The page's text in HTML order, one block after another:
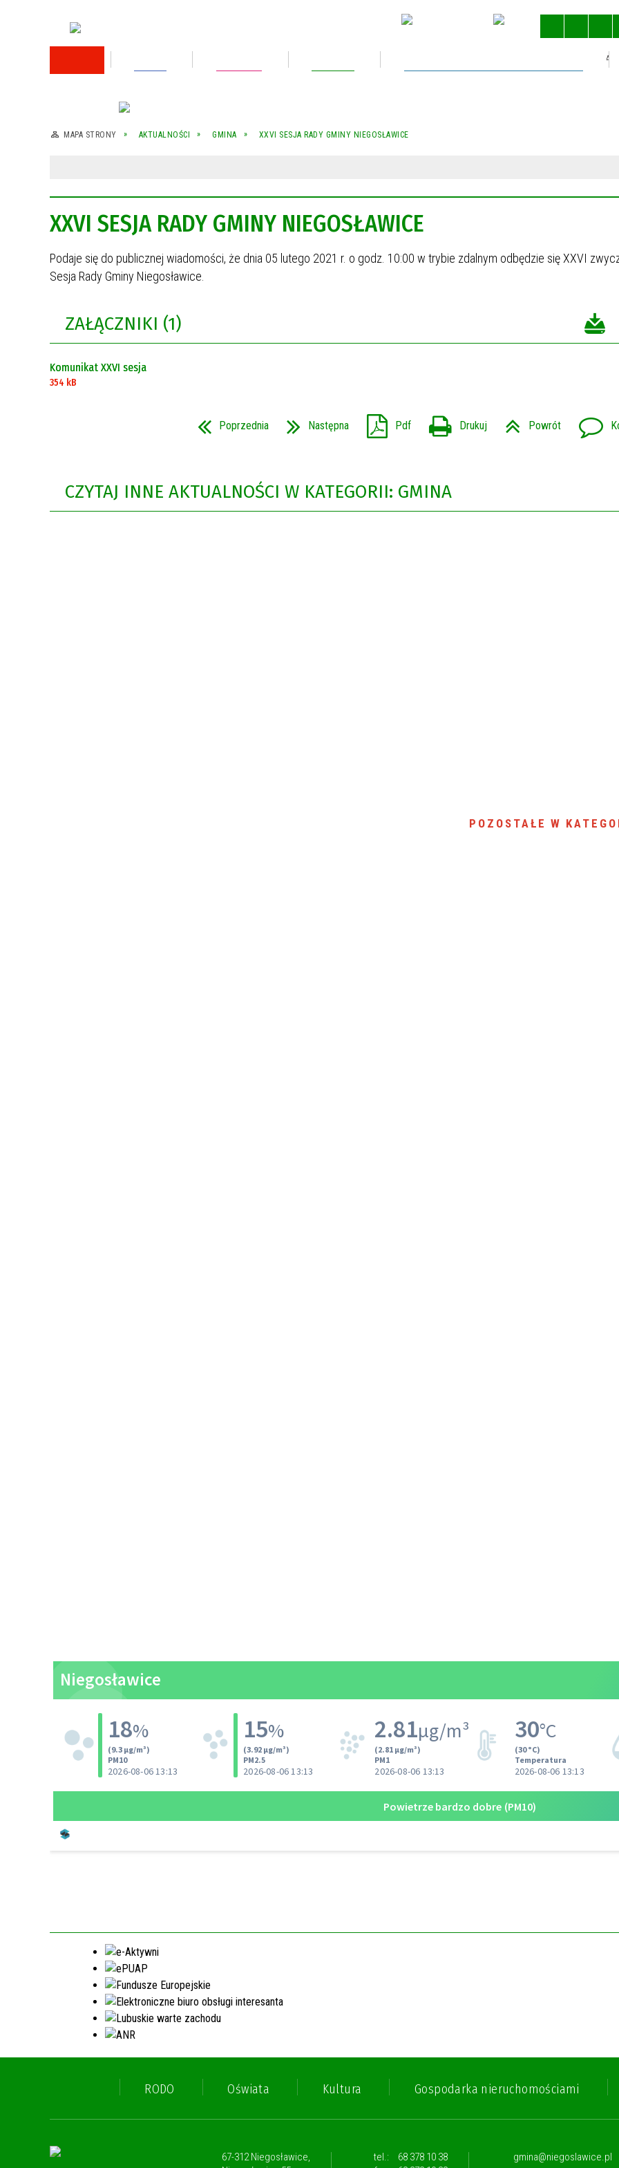
STRONA
Rok 2025
Wykaz nieruchomości przeznaczonej do
sprzedaży
Wykaz nieruchomości przeznaczonej do
sprzedaży
Rok 2021
Rok 2020
MAPA STRONY AKTUALNOŚCI GMINA XXVI SESJA RADY GMINY NIEGOSŁAWICE
XXVI SESJA RADY GMINY NIEGOSŁAWICE
Podaje się do publicznej wiadomości, że dnia 05 lutego 2021 r. o godz. 10:00 w trybie zdalnym odbędzie się XXVI
Sesja Rady Gminy Niegosławice.
ZAŁĄCZNIKI (1)
Komunikat XXVI sesja
354 kB
Poprzednia Następna Pdf Drukuj Powrót
CZYTAJ INNE AKTUALNOŚCI W KATEGORII: GMINA
POZOSTAŁE W
RODO Oświata Kultura Gospodarka nieruchomościami
67-312 Niegosławice,
tel.:
68 378 10 38
gmina@niegoslawice.pl